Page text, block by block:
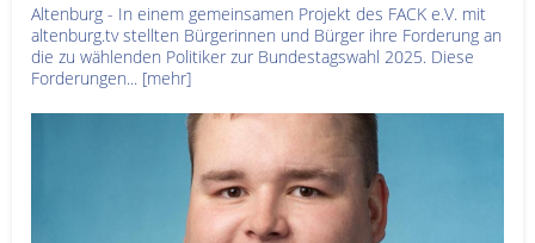
Altenburg - In einem gemeinsamen Projekt des FACK e.V. mit
altenburg.tv stellten Bürgerinnen und Bürger ihre Forderung an
die zu wählenden Politiker zur Bundestagswahl 2025. Diese
Forderungen... [mehr]